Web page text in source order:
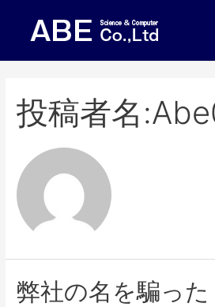
投稿者名
弊社の名を騙った